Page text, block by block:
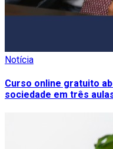
Notícia
Curso online gratuito
sociedade em três